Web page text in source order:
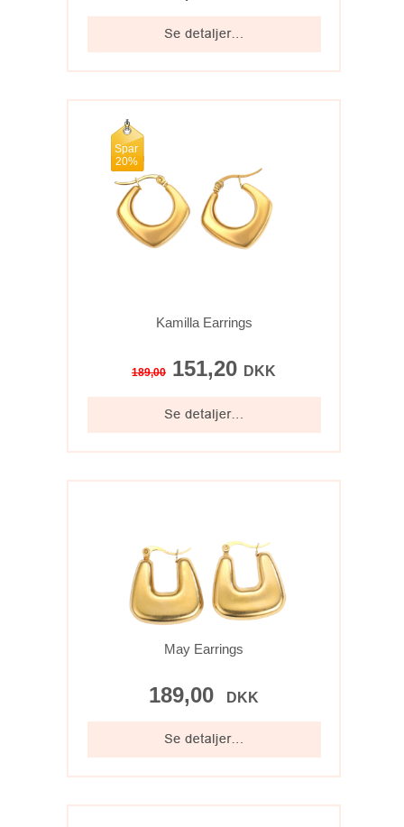
Spar
20%
Kamilla Earrings
189,00 151,20 DKK
May Earrings
189,00 DKK